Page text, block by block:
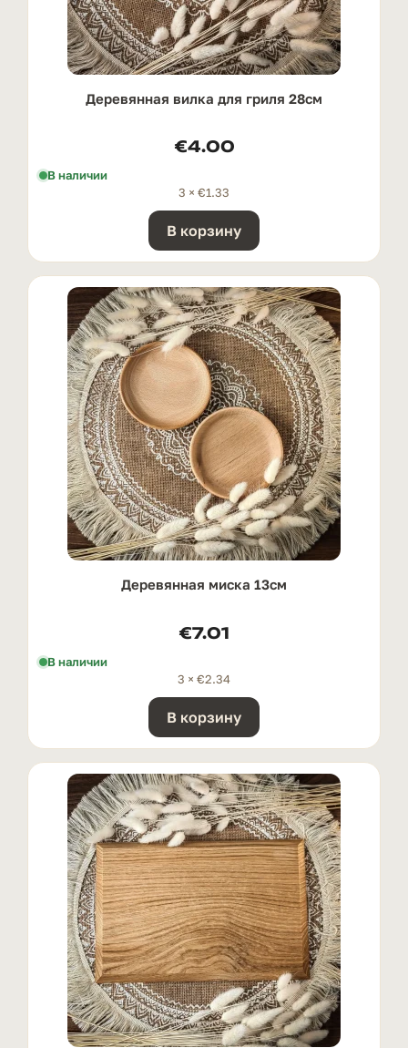
Деревянная вилка для гриля 28см
€4.00
В наличии
3 × €1.33
В корзину
Деревянная миска 13см
€7.01
В наличии
3 × €2.34
В корзину